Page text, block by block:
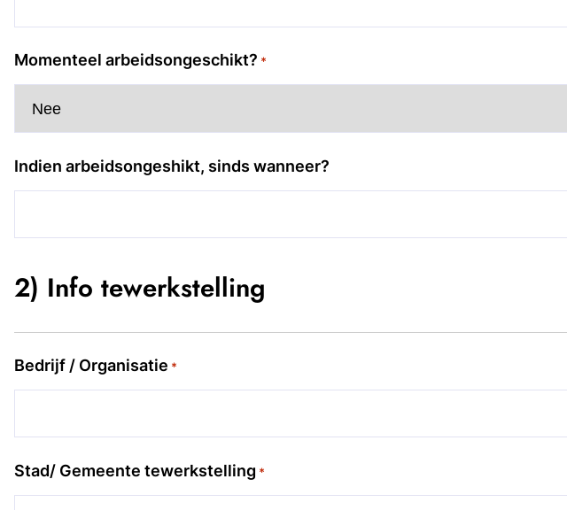
Momenteel arbeidsongeschikt? *
Indien arbeidsongeshikt, sinds wanneer?
2) Info tewerkstelling
Bedrijf / Organisatie *
Stad/ Gemeente tewerkstelling *